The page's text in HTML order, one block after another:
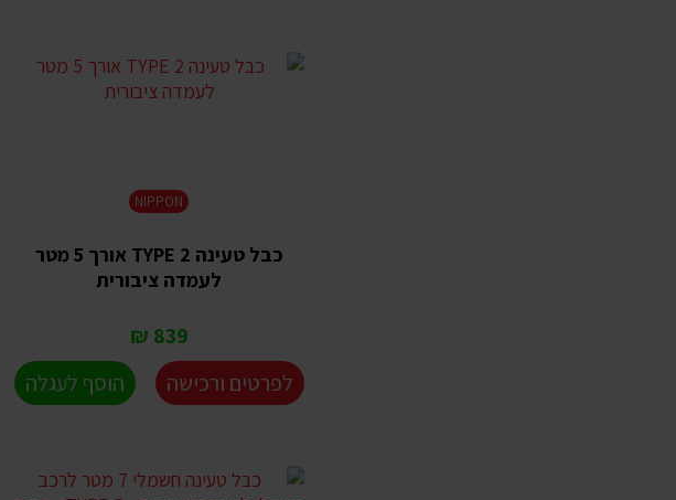
NIPPON
כבל טעינה TYPE 2 אורך 5 מטר
לעמדה ציבורית
839 ₪
לפרטים ורכישה
הוסף לעגלה